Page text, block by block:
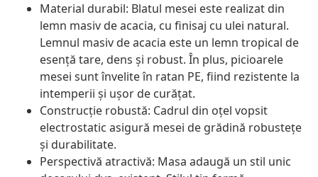
Material durabil: Blatul mesei este realizat din
lemn masiv de acacia, cu finisaj cu ulei natural.
Lemnul masiv de acacia este un lemn tropical de
esență tare, dens și robust. În plus, picioarele
mesei sunt învelite în ratan PE, fiind rezistente la
intemperii și ușor de curățat.
Construcție robustă: Cadrul din oțel vopsit
electrostatic asigură mesei de grădină robustețe
și durabilitate.
Perspectivă atractivă: Masa adaugă un stil unic